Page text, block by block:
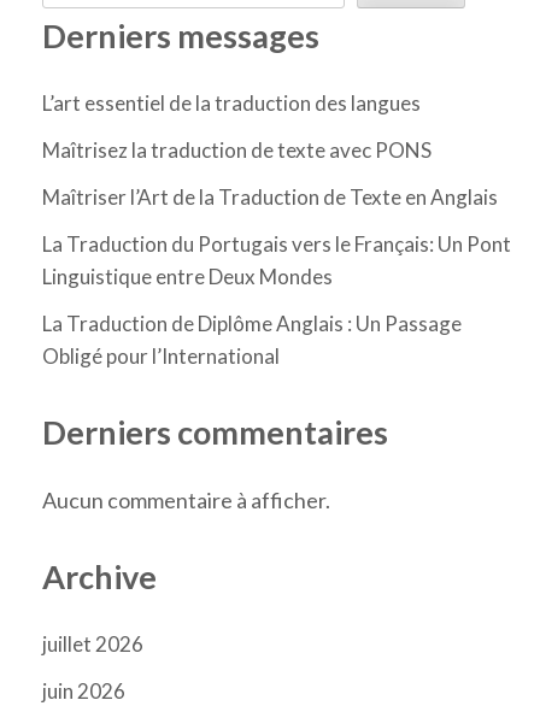
Derniers messages
L’art essentiel de la traduction des langues
Maîtrisez la traduction de texte avec PONS
Maîtriser l’Art de la Traduction de Texte en Anglais
La Traduction du Portugais vers le Français: Un Pont
Linguistique entre Deux Mondes
La Traduction de Diplôme Anglais : Un Passage
Obligé pour l’International
Derniers commentaires
Aucun commentaire à afficher.
Archive
juillet 2026
juin 2026